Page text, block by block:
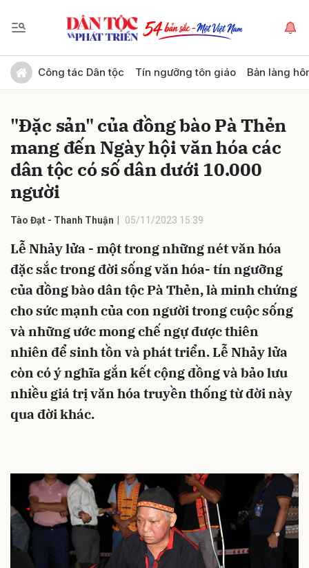
Công tác Dân tộc Tín ngưỡng tôn giáo Bản làng
"Đặc sản" của đồng bào Pà Thẻn
mang đến Ngày hội văn hóa các
dân tộc có số dân dưới 10.000
người
Tào Đạt - Thanh Thuận 05/11/2023 15:39
Lễ Nhảy lửa - một trong những nét văn hóa
đặc sắc trong đời sống văn hóa- tín ngưỡng
của đồng bào dân tộc Pà Thẻn, là minh chứng
cho sức mạnh của con người trong cuộc sống
và những ước mong chế ngự được thiên
nhiên để sinh tồn và phát triển. Lễ Nhảy lửa
còn có ý nghĩa gắn kết cộng đồng và bảo lưu
nhiều giá trị văn hóa truyền thống từ đời này
qua đời khác.
Gửi bình luận